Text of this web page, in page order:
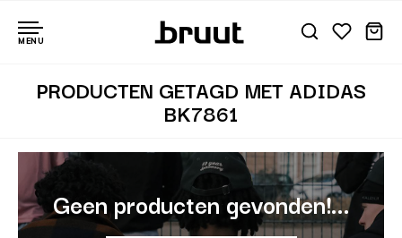
MENU
PRODUCTEN GETAGD MET ADIDAS
BK7861
Geen producten gevonden!...